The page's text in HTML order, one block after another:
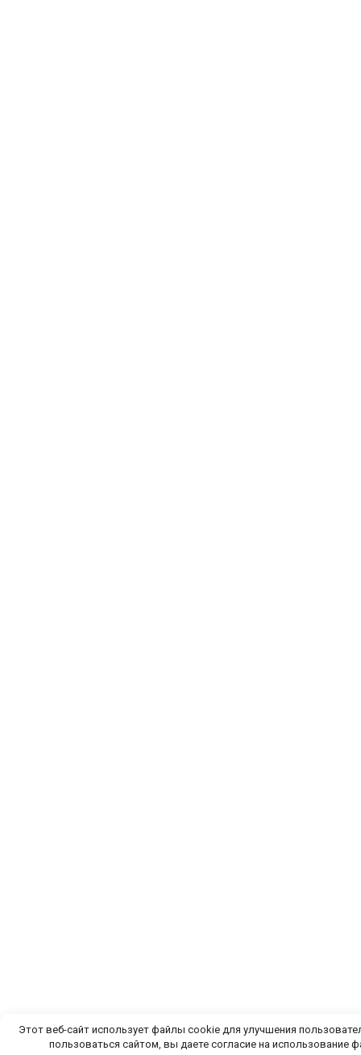
Этот веб-сайт использует файлы cookie для улучшения
пользоваться сайтом, вы даете согласие на использование